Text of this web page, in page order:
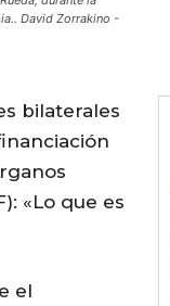
David Zorrakino -
bilaterales
«Lo que es
el